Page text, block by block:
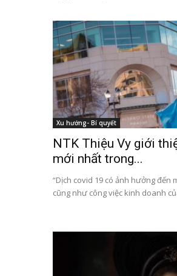
Xu hướng- Bí quyết
NTK Thiệu Vy giới
mới nhất trong...
“Dịch covid 19 có ảnh hưởng đến
cũng như công việc kinh doanh